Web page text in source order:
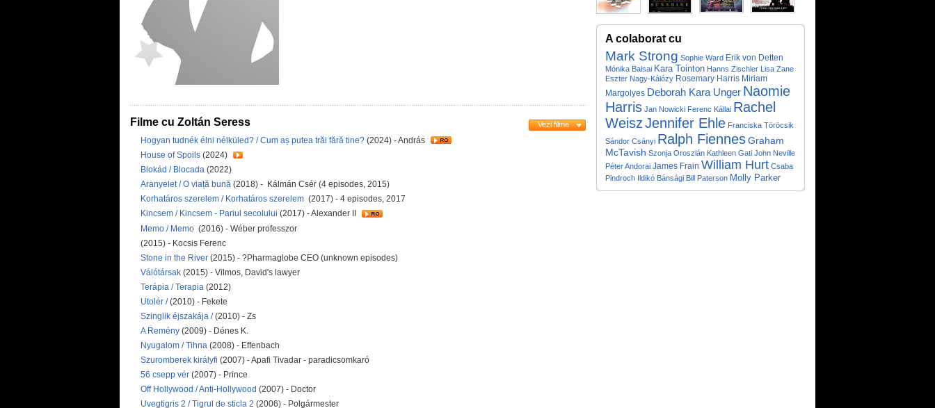
Filme cu Zoltán Seress Vezi filme
Hogyan tudnék élni nélküled? / Cum aș putea trăi fără tine? (2024) - András
House of Spoils (2024)
Blokád / Blocada (2022)
Aranyelet / O viață bună (2018) - Kálmán Csér (4 episodes, 2015)
Korhatáros szerelem / Korhatáros szerelem (2017) - 4 episodes, 2017
Kincsem / Kincsem - Pariul secolului (2017) - Alexander II
Memo / Memo (2016) - Wéber professzor
(2015) - Kocsis Ferenc
Stone in the River (2015) - ?Pharmaglobe CEO (unknown episodes)
Válótársak (2015) - Vilmos, David's lawyer
Terápia / Terapia (2012)
Utolér /(2010) - Fekete
Szinglik éjszakája /(2010) - Zs
A Remény (2009) - Dénes K.
Nyugalom / Tihna (2008) - Effenbach
Szuromberek királyfi (2007) - Apafi Tivadar - paradicsomkaró
56 csepp vér (2007) - Prince
Off Hollywood / Anti-Hollywood (2007) - Doctor
Uvegtigris 2 / Tigrul de sticla 2 (2006) - Polgármester
A colaborat cu
Mark Strong Sophie Ward Erik von Detten
Mónika Balsai Kara Tointon Hanns Zischler Lisa Zane
Eszter Nagy-Kálózy Rosemary Harris Miriam
Margolyes Deborah Kara Unger Naomie
Harris Jan Nowicki Ferenc Kállai Rachel
WeiszJennifer Ehle Franciska Töröcsik
Sándor Csányi Ralph Fiennes Graham
McTavish Szonja Oroszlán Kathleen Gati John Neville
Péter Andorai James Frain William Hurt Csaba
Pindroch
Ildikó Bánsági Bill Paterson Molly Parker